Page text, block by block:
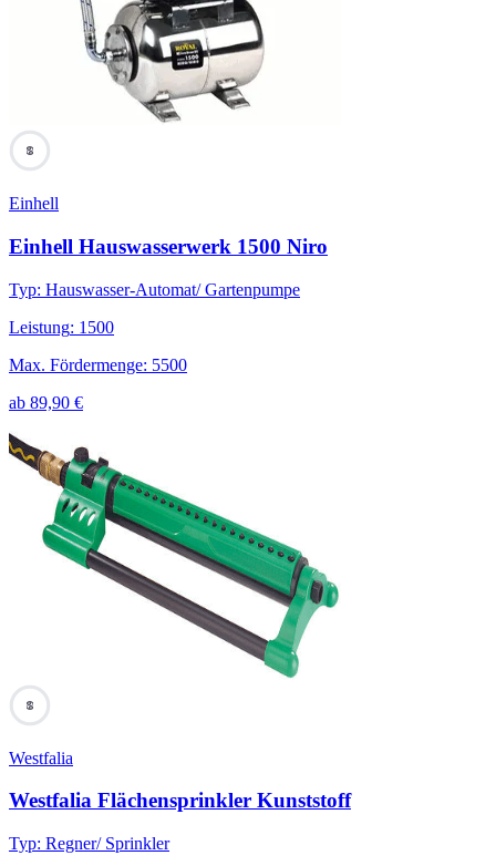
69
Einhell
Einhell Hauswasserwerk 1500 Niro
Typ: Hauswasser-Automat/ Gartenpumpe
Leistung: 1500
Max. Fördermenge: 5500
ab 89,90 €
69
Westfalia
Westfalia Flächensprinkler Kunststoff
Typ: Regner/ Sprinkler